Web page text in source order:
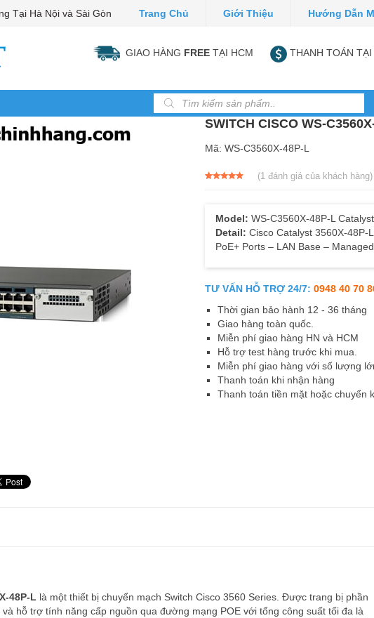
Tại Hà Nội và Sài Gòn Trang Chủ Giới Thiệu Hướng Dẫn
GIAO HÀNG FREE TẠI HCM THANH TOÁN TẠI
Tìm kiếm sản phẩm
SWITCH CISCO WS-
Mã: WS-C3560X-48P-L
(1 đánh giá của khách hàng)
Model: WS-C3560X-48P-L
Detail: Cisco Catalyst 3560X-48P-
PoE+ Ports – LAN Base – Managed
TƯ VẤN HỖ TRỢ 24/7: 0948 40 70
Thời gian bảo hành 12 - 36 tháng
Giao hàng toàn quốc.
Miễn phí giao hàng HN và HCM
Hỗ trợ test hàng trước khi mua.
Miễn phí giao hàng với số lượng
Thanh toán khi nhận hàng
Thanh toán tiền mặt hoặc chuyển
48P-L là một thiết bị chuyển mạch Switch Cisco 3560 Series. Được trang bị phần
hỗ trợ tính năng cấp nguồn qua đường mạng POE với tổng công suất tối đa là